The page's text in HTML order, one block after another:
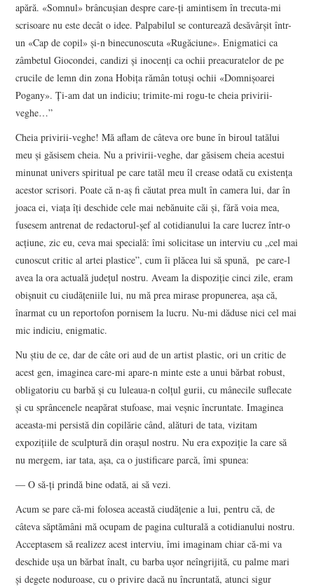
apără. «Somnul» brâncuşian despre care-ţi amintisem în trecuta-mi
scrisoare nu este decât o idee. Palpabilul se conturează desăvârşit într-
un «Cap de copil» şi-n binecunoscuta «Rugăciune». Enigmatici ca
zâmbetul Giocondei, candizi şi inocenţi ca ochii preacuratelor de pe
crucile de lemn din zona Hobiţa rămân totuşi ochii «Domnişoarei
Pogany». Ţi-am dat un indiciu; trimite-mi rogu-te cheia privirii-
veghe…”
Cheia privirii-veghe! Mă aflam de câteva ore bune în biroul tatălui
meu şi găsisem cheia. Nu a privirii-veghe, dar găsisem cheia acestui
minunat univers spiritual pe care tatăl meu îl crease odată cu existenţa
acestor scrisori. Poate că n-aş fi căutat prea mult în camera lui, dar în
joaca ei, viaţa îţi deschide cele mai nebănuite căi şi, fără voia mea,
fusesem antrenat de redactorul-şef al cotidianului la care lucrez într-o
acţiune, zic eu, ceva mai specială: îmi solicitase un interviu cu „cel mai
cunoscut critic al artei plastice”, cum îi plăcea lui să spună, pe care-l
avea la ora actuală judeţul nostru. Aveam la dispoziţie cinci zile, eram
obişnuit cu ciudăţeniile lui, nu mă prea mirase propunerea, aşa că,
înarmat cu un reportofon pornisem la lucru. Nu-mi dăduse nici cel mai
mic indiciu, enigmatic.
Nu ştiu de ce, dar de câte ori aud de un artist plastic, ori un critic de
acest gen, imaginea care-mi apare-n minte este a unui bărbat robust,
obligatoriu cu barbă şi cu luleaua-n colţul gurii, cu mânecile suflecate
şi cu sprâncenele neapărat stufoase, mai veşnic încruntate. Imaginea
aceasta-mi persistă din copilărie când, alături de tata, vizitam
expoziţiile de sculptură din oraşul nostru. Nu era expoziţie la care să
nu mergem, iar tata, aşa, ca o justificare parcă, îmi spunea:
― O să-ţi prindă bine odată, ai să vezi.
Acum se pare că-mi folosea această ciudăţenie a lui, pentru că, de
câteva săptămâni mă ocupam de pagina culturală a cotidianului nostru.
Acceptasem să realizez acest interviu, îmi imaginam chiar că-mi va
deschide uşa un bărbat înalt, cu barba uşor neîngrijită, cu palme mari
şi degete noduroase, cu o privire dacă nu încruntată, atunci sigur